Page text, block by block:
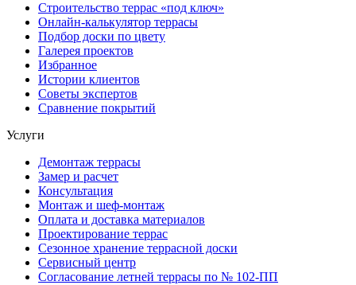
Строительство террас «под ключ»
Онлайн-калькулятор террасы
Подбор доски по цвету
Галерея проектов
Избранное
Истории клиентов
Советы экспертов
Сравнение покрытий
Услуги
Демонтаж террасы
Замер и расчет
Консультация
Монтаж и шеф-монтаж
Оплата и доставка материалов
Проектирование террас
Сезонное хранение террасной доски
Сервисный центр
Согласование летней террасы по № 102-ПП